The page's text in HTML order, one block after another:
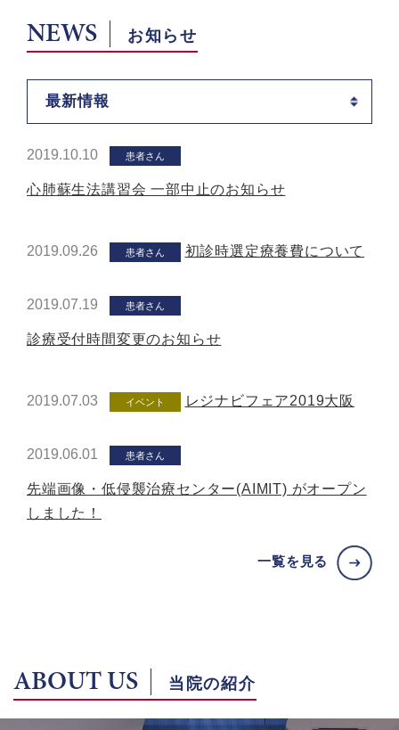
NEWS お知らせ
最新情報
2019.10.10 患者さん
心肺蘇生法講習会 一部中止のお知らせ
2019.09.26 患者さん 初診時選定療養費について
2019.07.19 患者さん
診療受付時間変更のお知らせ
2019.07.03 イベント レジナビフェア2019大阪
2019.06.01 患者さん
先端画像・低侵襲治療センター(AIMIT) がオープン
しました！
一覧を見る
ABOUT US 当院の紹介